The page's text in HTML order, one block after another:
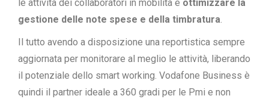
le attività dei collaboratori in mobilità e ottimizzare la
gestione delle note spese e della timbratura
Il tutto avendo a disposizione una reportistica sempre
aggiornata per monitorare al meglio le attività, liberando
il potenziale dello smart working. Vodafone Business è
quindi il partner ideale a 360 gradi per le Pmi e non